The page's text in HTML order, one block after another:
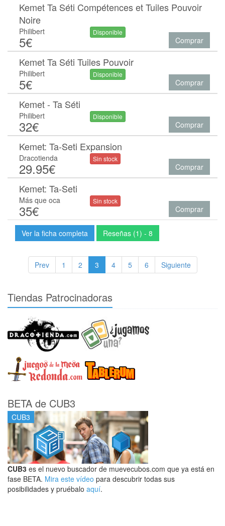
Kemet Ta Séti Compétences et Tuiles Pouvoir
Noire
Philibert
5€
Disponible
Comprar
Kemet Ta Séti Tuiles Pouvoir
Philibert
5€
Disponible
Comprar
Kemet - Ta Séti
Philibert
32€
Disponible
Comprar
Kemet: Ta-Seti Expansion
Dracotienda
29.95€
Sin stock
Comprar
Kemet: Ta-Seti
Más que oca
35€
Sin stock
Comprar
Ver la ficha completa Reseñas (1) - 8
Prev 1 2 3 4 5 6 Siguiente
Tiendas Patrocinadoras
BETA de CUB3
CUB3
CUB3 es el nuevo buscador de muevecubos.com que ya está en
fase BETA. Mira este vídeo para descubrir todas sus
posibilidades y pruébalo aquí.